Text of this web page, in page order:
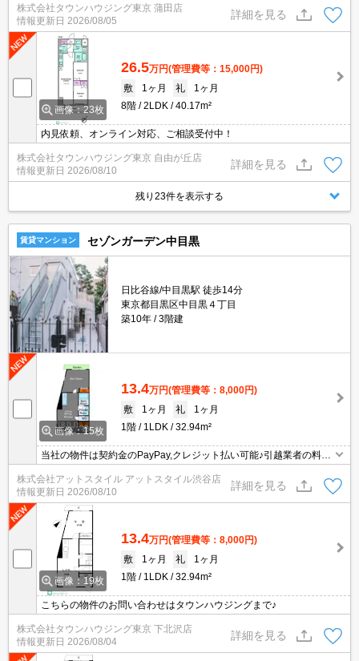
ション・アパートをお探しします！
株式会社タウンハウジング東京 蒲田店
情報更新日 2026/08/05
詳細を見る
画像：23枚
26.5万円(管理費等：15,000円)
敷
1ヶ月 礼
1ヶ月
8階
2LDK 40.17m²
内見依頼、オンライン対応、ご相談受付中！
株式会社タウンハウジング東京 自由が丘店
情報更新日 2026/08/10
詳細を見る
残り23件を表示する
賃貸マンション セゾンガーデン中目黒
日比谷線/中目黒駅 徒歩14分
東京都目黒区中目黒４丁目
築10年
3階建
画像：15枚
13.4万円(管理費等：8,000円)
敷
1ヶ月 礼
1ヶ月
1階
1LDK 32.94m²
当社の物件は契約金のPayPay,クレジット払い可能♪引越業者の料金
割引有☆家具家電のレンタル可能♪
株式会社アットスタイル アットスタイル渋谷店
情報更新日 2026/08/10
詳細を見る
画像：19枚
13.4万円(管理費等：8,000円)
敷
1ヶ月 礼
1ヶ月
1階
1LDK 32.94m²
こちらの物件のお問い合わせはタウンハウジングまで♪
株式会社タウンハウジング東京 下北沢店
情報更新日 2026/08/04
詳細を見る